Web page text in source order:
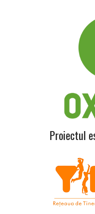
Proiectul